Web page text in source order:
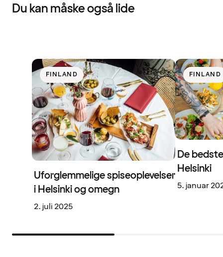
Du kan måske også lide
FINLAND
Uforglemmelige spiseoplevelser
i Helsinki og omegn
2. juli 2025
FINLAND
De
Helsinki
5. januar